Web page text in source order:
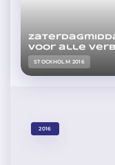
voor alle
STOCKHOLM 2016
2016